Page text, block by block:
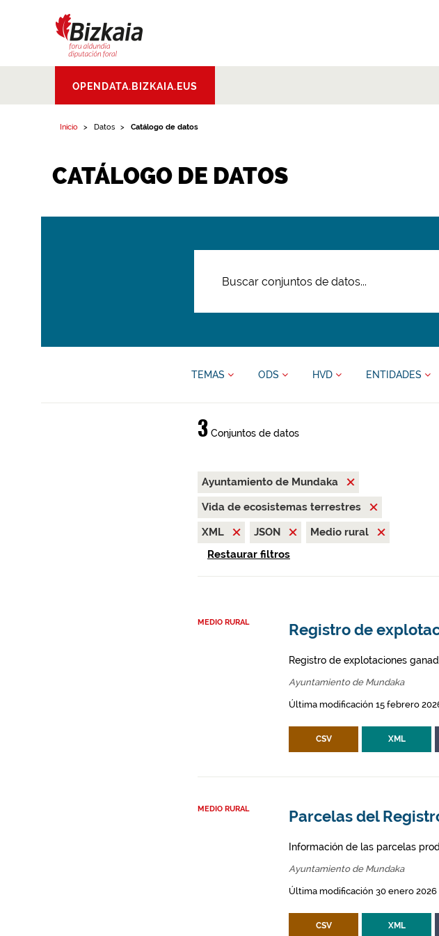
Aldundia.Diputacion
Foral de Bizkaia
OPENDATA.BIZKAIA.EUS
Inicio Datos Catálogo de datos
CATÁLOGO DE DATOS
TEMAS ODS HVD ENTIDADES
3Conjuntos de datos
Ayuntamiento de Mundaka
Vida de ecosistemas terrestres
XML
JSON
Medio rural
Restaurar filtros
MEDIO RURAL Registro de
Registro de explotaciones
Ayuntamiento de Mundaka
Última modificación 15 febrero
CSV XML
MEDIO RURAL Parcelas del
Información de las parcelas
Ayuntamiento de Mundaka
Última modificación 30 enero 2026
CSV XML